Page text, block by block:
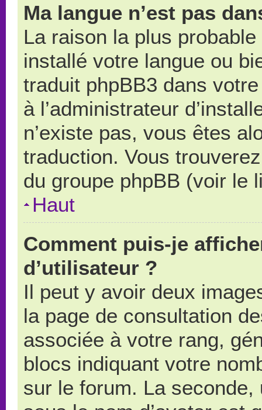
Ma langue n’est pas
La raison la plus probable
installé votre langue ou
traduit phpBB3 dans
à l’administrateur
n’existe pas, vous êtes
traduction. Vous
du groupe phpBB (voir le
Haut
Comment puis-je
d’utilisateur ?
Il peut y avoir deux
la page de consultation
associée à votre rang,
blocs indiquant votre
sur le forum. La